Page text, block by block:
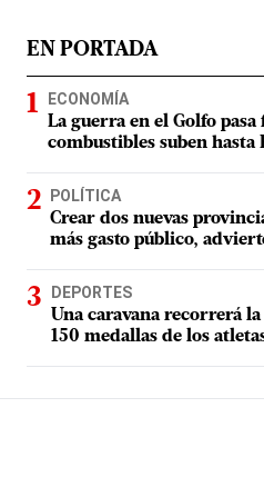
EN PORTADA
ECONOMÍA
La guerra en el Golfo pasa
combustibles suben hasta
POLÍTICA
Crear dos nuevas
más gasto público,
DEPORTES
Una caravana recorrerá
150 medallas de los